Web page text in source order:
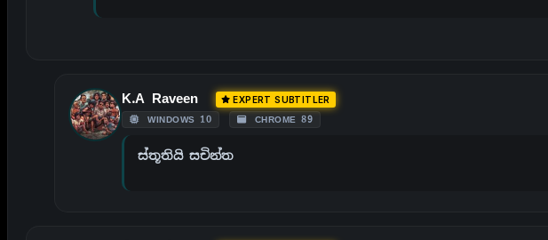
K.A Raveen EXPERT SUBTITLER
WINDOWS 10 CHROME 89
ස්තූතියි සචින්ත